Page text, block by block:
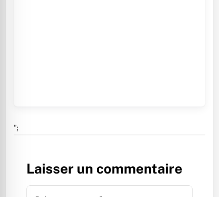
";
Laisser un commentaire
Commentaire